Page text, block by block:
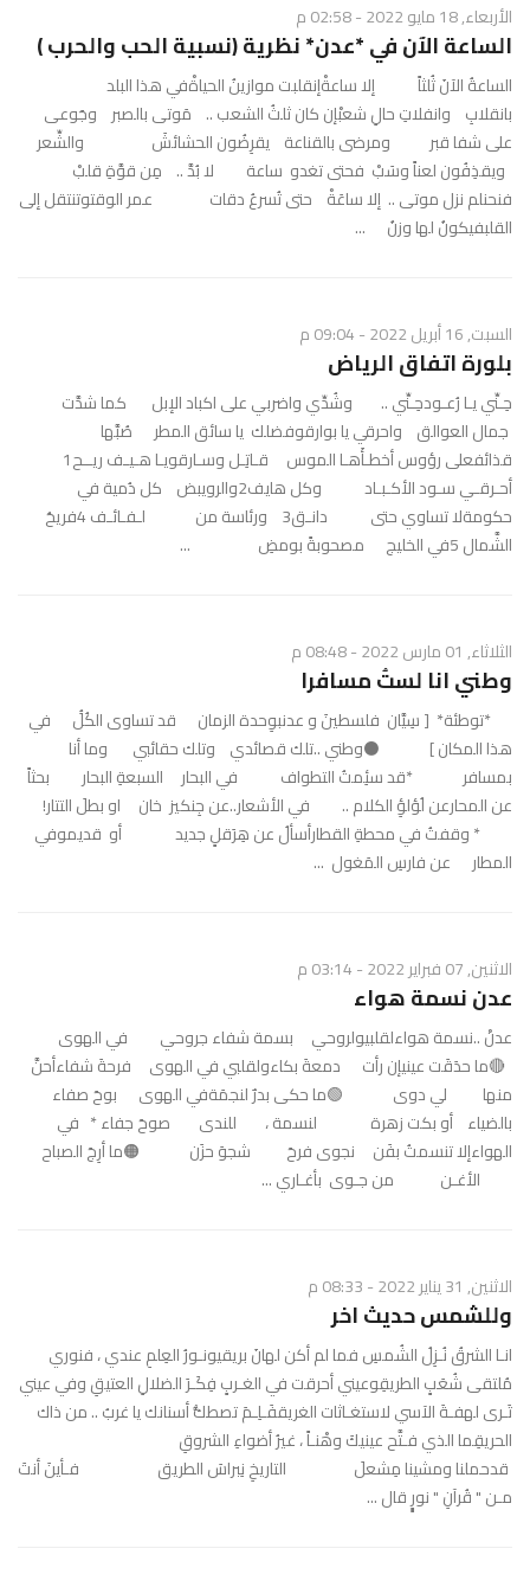
الأربعاء, 18 مايو 2022 - 02:58 م
الساعة الآن في *عدن* نظرية (نسبية الحب والحرب )
الساعةُ الآنَ ثُلثاً إلا ساعةْإنقلبت موازينُ الحياةْفي هذا البلد
بانقلابِ وانفلاتِ حالِ شعبْإن كان ثلثُ الشعب .. مَوتى بالصبر وجَوعى
على شفا قبر ومرضى بالقناعة يقرِضُون الحشائشَ والشِّعر
ويقذِفُون لعناً وسَبْ فحتى تغدو ساعة لا بُدَّ .. مِن قوَّةِ قلبْ
فنحنلم نزل موتى .. إلا ساعَةْ حتى تُسرعُ دقات عمر الوقتوتنتقل إلى
القلبفيكونُ لها وزنُ ...
السبت, 16 أبريل 2022 - 09:04 م
بلورة اتفاق الرياض
حِـنِّي يـا رُعـودحِـنِّي .. وشُدِّي واضربي على اكباد الإبل كما شدَّت
جمال العوالق واحرقي يا بوارقوفضلك يا سائق المطر صُبَّها
أحـرقـي سـود الأكـبـاد وكل هايف2والرويبض كل دُمية في
حكومةلا تساوي حتى دانـق3 ورئاسة من لـفـائـف 4فريحُ
الشَّمال 5في الخليج مصحوبةً بومضِ ...
الثلاثاء, 01 مارس 2022 - 08:48 م
وطني انا لستُ مسافرا
*توطئة* [ سِيَّان فلسطينَ و عدنبوِحدة الزمان قد تساوى الكُلَُ في
هذا المكان ] ⚫وطني ..تلك قصائدي وتلك حقائبي وما أنا
بمسافر *قد سئِمتُ التطواف في البحار السبعةِ البحار بحثاً
عن المحارعن لُؤلؤِ الكلام .. في الأشعار..عن جِنكيز خان او بطلَ التتار!
* وقفتُ في محطةِ القطارأسألُ عن هِرَقلٍ جديد أو قديموفي
المطار عن فارسِ المَغول ...
الاثنين, 07 فبراير 2022 - 03:14 م
عدن نسمة هواء
عدنْ ..نسمة هواءلقلبيولروحي بسمة شفاء جروحي في الهوى
🔴ما حدَقَت عينيإن رأت دمعةَ بكاءولقلبي في الهوى فرحةَ شفاءأحنَّ
منها لي دوى 🟢ما حكى بدرٌ لنجمَةفي الهوى بوحَ صفاء
بالضياء أو بكت زهرة لنسمة ، للندى صوحَ جفاء * في
الهواءإلا تنسمتُ بفَن نجوى فرحَ شجوَ حزَن 🟠ما أرِجَ الصباح
الأغـن من جـوى بأغـاري ...
الاثنين, 31 يناير 2022 - 08:33 م
وللشمس حديث اخر
انـا الشرقُ نُـزِلُ الشُمسِ فما لم أكن لهانَ بريقيونـورُ العِلمِ عندي ، فنوري
مُلتقى شُعَبِِ الطريقِوعيني أحرقت في الغـربِِ فِكَـرَ الضلالِ العتيقِ وفي عيني
تَـرى لهفـةَ الآسي لاستغـاثات الغريقفَـلِـمَ تصطكُّ أسنانك يا غربُ .. من ذاك
الحريقِما الذي فـتَّح عينيكَ وهْنـاً ، غيرُ أضواءِ الشروقِ
قدحملنا ومشينا مِشعلَ التاريخِ نِبراسَ الطريق فـأينَ أنتَ
مـن " قُرآنِ " نورٍٍ قال ...